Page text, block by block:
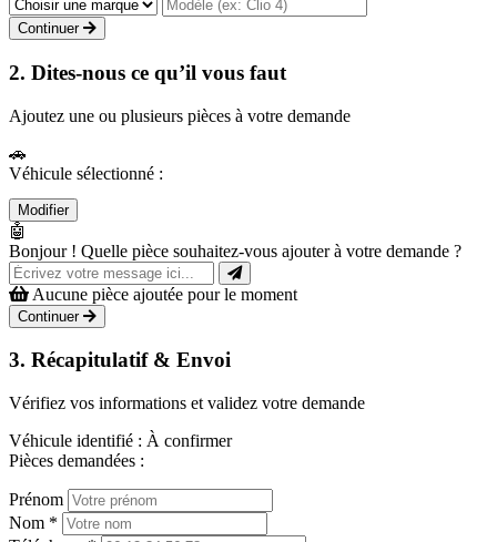
Continuer
2. Dites-nous ce qu’il vous faut
Ajoutez une ou plusieurs pièces à votre demande
🚗
Véhicule sélectionné :
Modifier
🤖
Bonjour ! Quelle pièce souhaitez-vous ajouter à votre demande ?
Aucune pièce ajoutée pour le moment
Continuer
3. Récapitulatif & Envoi
Vérifiez vos informations et validez votre demande
Véhicule identifié : À confirmer
Pièces demandées :
Prénom
Nom *